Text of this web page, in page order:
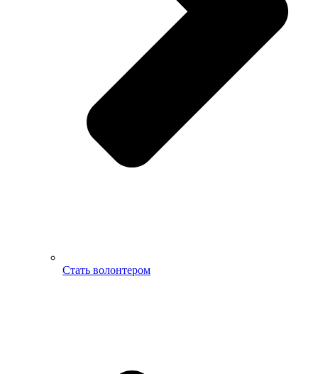
Стать волонтером